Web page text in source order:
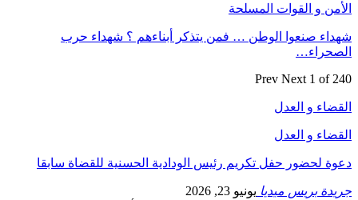
الأمن و القوات المسلحة
شهداء صنعوا الوطن … فمن يتذكر أبناءهم ؟ شهداء حرب
الصحراء…
Prev Next 1 of 240
القضاء و العدل
القضاء و العدل
دعوة لحضور حفل تكريم رئيس الودادية الحسنية للقضاة سابقا
جريدة بريس ميديا يونيو 23, 2026